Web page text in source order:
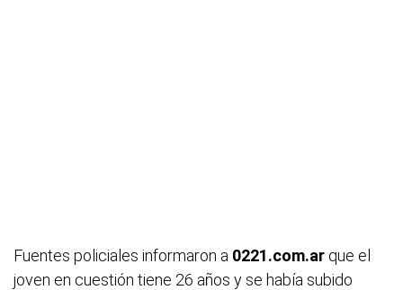
Fuentes policiales informaron a 0221.com.ar que el
joven en cuestión tiene 26 años y se había subido